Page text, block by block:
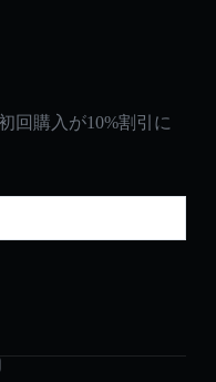
回購入が10%割引に